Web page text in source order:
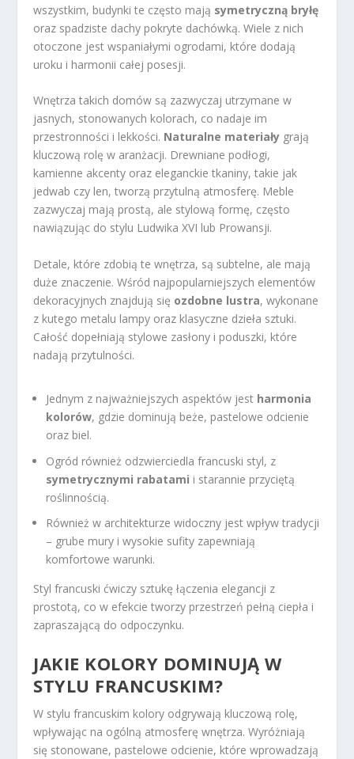
wszystkim, budynki te często mają symetryczną bryłę
oraz spadziste dachy pokryte dachówką. Wiele z nich
otoczone jest wspaniałymi ogrodami, które dodają
uroku i harmonii całej posesji.
Wnętrza takich domów są zazwyczaj utrzymane w
jasnych, stonowanych kolorach, co nadaje im
przestronności i lekkości. Naturalne materiały grają
kluczową rolę w aranżacji. Drewniane podłogi,
kamienne akcenty oraz eleganckie tkaniny, takie jak
jedwab czy len, tworzą przytulną atmosferę. Meble
zazwyczaj mają prostą, ale stylową formę, często
nawiązując do stylu Ludwika XVI lub Prowansji.
Detale, które zdobią te wnętrza, są subtelne, ale mają
duże znaczenie. Wśród najpopularniejszych elementów
dekoracyjnych znajdują się ozdobne lustra, wykonane
z kutego metalu lampy oraz klasyczne dzieła sztuki.
Całość dopełniają stylowe zasłony i poduszki, które
nadają przytulności.
Jednym z najważniejszych aspektów jest harmonia
kolorów, gdzie dominują beże, pastelowe odcienie
oraz biel.
Ogród również odzwierciedla francuski styl, z
symetrycznymi rabatami i starannie przyciętą
roślinnością.
Również w architekturze widoczny jest wpływ tradycji
– grube mury i wysokie sufity zapewniają
komfortowe warunki.
Styl francuski ćwiczy sztukę łączenia elegancji z
prostotą, co w efekcie tworzy przestrzeń pełną ciepła i
zapraszającą do odpoczynku.
JAKIE KOLORY DOMINUJĄ W
STYLU FRANCUSKIM?
W stylu francuskim kolory odgrywają kluczową rolę,
wpływając na ogólną atmosferę wnętrza. Wyróżniają
się stonowane, pastelowe odcienie, które wprowadzają